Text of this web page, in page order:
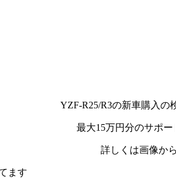
YZF-R25/R3の新車購入の
最大15万円分のサポ
詳しくは画像か
ます